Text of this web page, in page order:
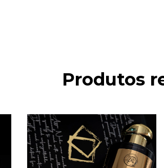
Produtos